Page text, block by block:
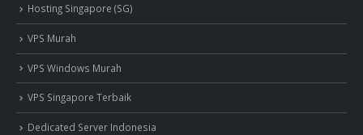
Hosting Singapore (SG)
VPS Murah
VPS Windows Murah
VPS Singapore Terbaik
Dedicated Server Indonesia